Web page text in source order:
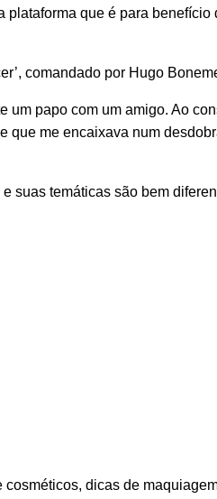
que é para
comandado por Hugo
papo com um amigo. Ao
que me encaixava num
suas temáticas são bem
dicas de